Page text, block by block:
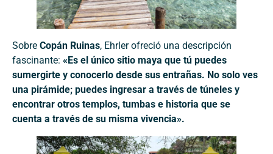
Sobre Copán Ruinas, Ehrler ofreció una descripción
fascinante: «Es el único sitio maya que tú puedes
sumergirte y conocerlo desde sus entrañas. No solo ves
una pirámide; puedes ingresar a través de túneles y
encontrar otros templos, tumbas e historia que se
cuenta a través de su misma vivencia».